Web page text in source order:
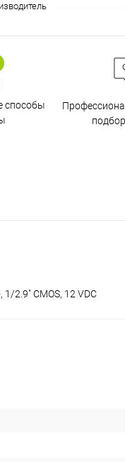
способы
2.9" CMOS, 12 VDC